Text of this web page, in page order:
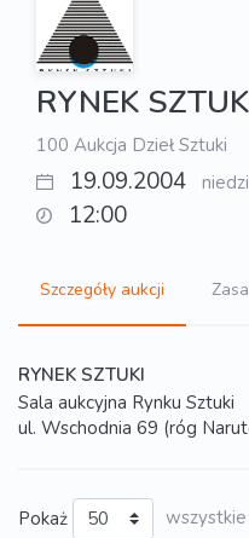
RYNEK
100 Aukcja Dzieł Sztuki
19.09.2004
12:00
Szczegóły aukcji
RYNEK SZTUKI
Sala aukcyjna Rynku Sztuki
ul. Wschodnia 69 (róg
Pokaż wszystkie